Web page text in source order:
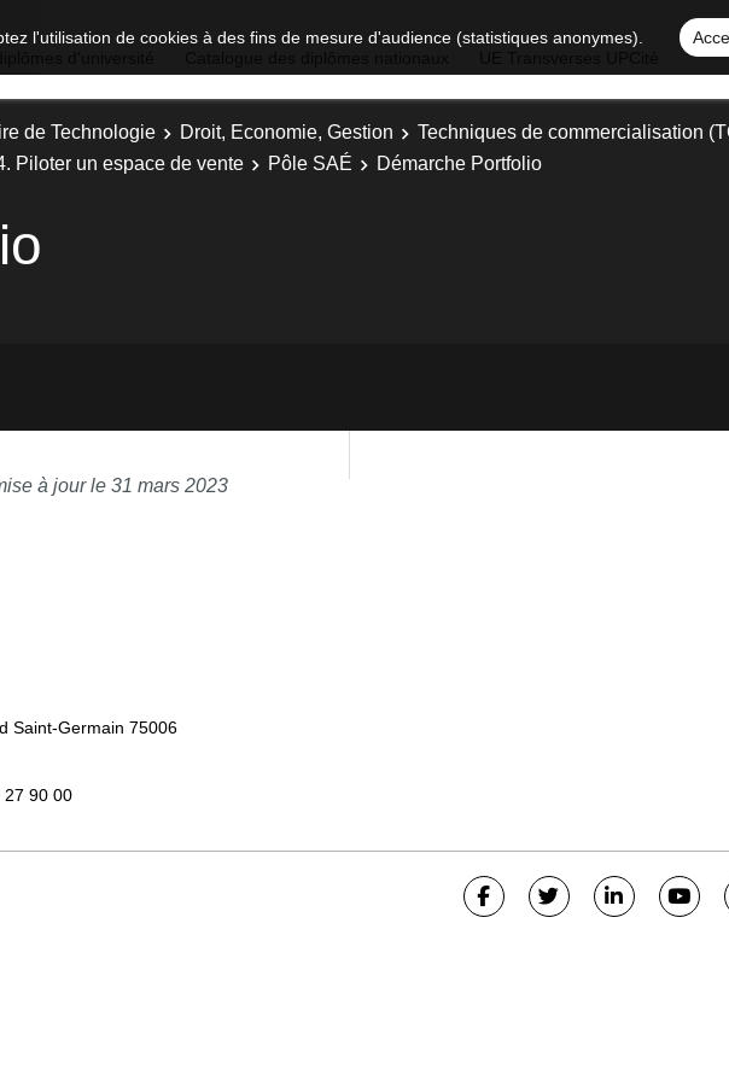
l'utilisation de cookies à des fins de mesure d'audience (statistiques anonymes).
de Technologie Droit, Economie, Gestion
Techniques de commercialisation
Piloter un espace de vente Pôle SAÉ Démarche Portfolio
à jour le 31 mars 2023
Saint-Germain 75006
27 90 00